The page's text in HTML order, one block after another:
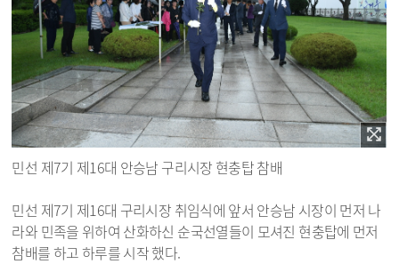
민선 제7기 제16대 안승남 구리시장 현충탑 참배
민선 제7기 제16대 구리시장 취임식에 앞서 안승남 시장이 먼저 나
라와 민족을 위하여 산화하신 순국선열들이 모셔진 현충탑에 먼저
참배를 하고 하루를 시작 했다.